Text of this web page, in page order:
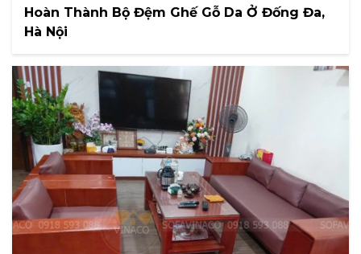
Hoàn Thành Bộ Đệm Ghế Gỗ Da Ở Đống Đa,
Hà Nội